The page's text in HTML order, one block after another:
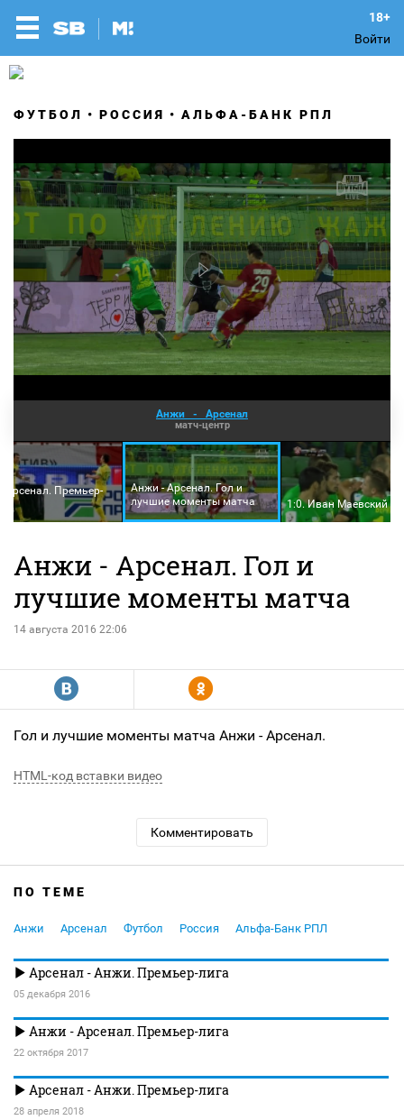
Войти
ФУТБОЛ РОССИЯ АЛЬФА-БАНК РПЛ
Анжи - Арсенал
матч-центр
Арсенал. Премьер-
Анжи - Арсенал. Гол и
лучшие моменты матча
1:0. Иван Маевский
Анжи - Арсенал. Гол и
лучшие моменты матча
14 августа 2016 22:06
R Y
Гол и лучшие моменты матча Анжи - Арсенал.
HTML-код вставки видео
Комментировать
ПО ТЕМЕ
Анжи Арсенал Футбол Россия Альфа-Банк РПЛ
Арсенал - Анжи. Премьер-лига
05 декабря 2016
Анжи - Арсенал. Премьер-лига
22 октября 2017
Арсенал - Анжи. Премьер-лига
28 апреля 2018